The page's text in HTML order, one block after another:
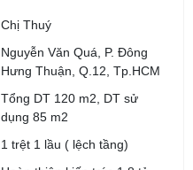
Chị Thuý
Nguyễn Văn Quá, P. Đông
Hưng Thuận, Q.12, Tp.HCM
Tổng DT 120 m2, DT sử
dụng 85 m2
1 trệt 1 lầu ( lệch tầng)